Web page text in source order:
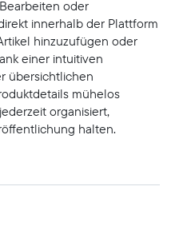
oder
innerhalb der Plattform
hinzuzufügen oder
einer intuitiven
übersichtlichen
mühelos
organisiert,
halten.